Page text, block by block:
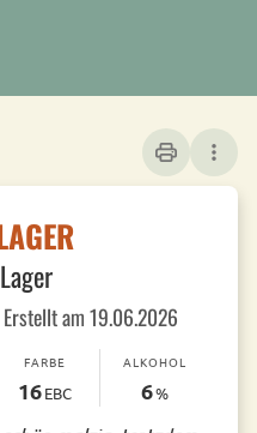
print more_vert
am 19.06.2026
FARBE
16EBC
ALKOHOL
6%